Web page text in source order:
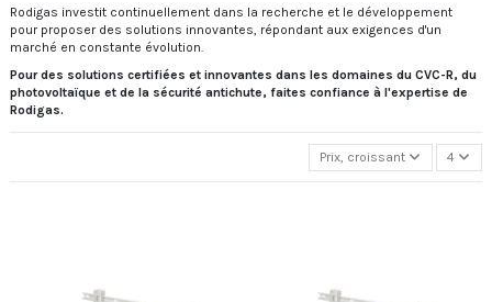
Rodigas investit continuellement dans la recherche et le développement
pour proposer des solutions innovantes, répondant aux exigences d'un
marché en constante évolution.
Pour des solutions certifiées et innovantes dans les domaines du CVC-R, du
photovoltaïque et de la sécurité antichute, faites confiance à l'expertise de
Rodigas.
Prix, croissant 4